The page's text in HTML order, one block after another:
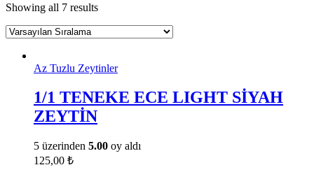
Showing all 7 results
Az Tuzlu Zeytinler
1/1 TENEKE ECE LIGHT SİYAH
ZEYTİN
5 üzerinden 5.00 oy aldı
125,00 ₺